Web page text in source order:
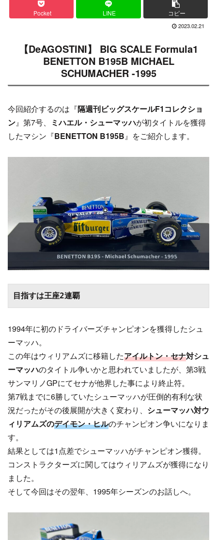
Pocket LINE コピー
2023.02.21
【DeAGOSTINI】 BIG SCALE Formula1
BENETTON B195B MICHAEL
SCHUMACHER -1995
今回紹介するのは『隔週刊ビッグスケールF1コレクショ
ン』第7号、 ミハエル・シューマッハが初タイトルを獲得
したマシン『BENETTON B195B』をご紹介します。
目指すは王座2連覇
1994年に初のドライバーズチャンピオンを獲得したシュ
ーマッハ。
この年はウィリアムズに移籍したアイルトン・セナ対シュ
ーマッハのタイトル争いかと思われていましたが、第3戦
サンマリノGPにてセナが他界した事により終止符。
第7戦までに6勝していたシューマッハが圧倒的有利な状
況だったがその後展開が大きく変わり、 シューマッハ対ウ
ィリアムズのデイモン・ヒルのチャンピオン争いになりま
す。
結果としては1点差でシューマッハがチャンピオン獲得。
コンストラクターズに関してはウィリアムズが獲得になり
ました。
そして今回はその翌年、1995年シーズンのお話しへ。